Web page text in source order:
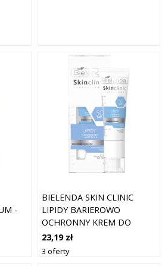
-
BIELENDA SKIN CLINIC
LIPIDY BARIEROWO
OCHRONNY KREM DO
TWARZY SPF 50 40ML
23,19 zł
3 oferty